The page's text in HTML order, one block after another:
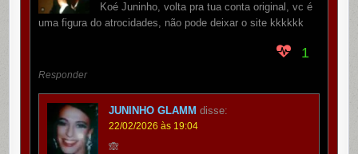
Koé Juninho, volta pra tua conta original, vc é
uma figura do atrocidades, não pode deixar o site kkkkkk
1
Responder
JUNINHO GLAMM disse:
22/02/2026 às 19:04
🙈